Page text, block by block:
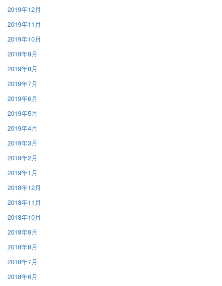
2019年12月
2019年11月
2019年10月
2019年9月
2019年8月
2019年7月
2019年6月
2019年5月
2019年4月
2019年3月
2019年2月
2019年1月
2018年12月
2018年11月
2018年10月
2018年9月
2018年8月
2018年7月
2018年6月